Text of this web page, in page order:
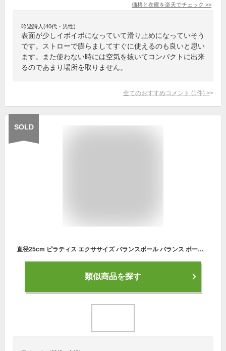
価格と在庫を楽天でチェック >>
吟遊詩人(40代・男性)
表面が少しイボイボになっていて滑り止めになっていそう
です。ストローで膨らましてすぐに使えるのも良いと思い
ます。また使わない時には空気を抜いてコンパクトに出来
るのであまり場所を取りません。
全てのおすすめコメント (1 件) >
SOLD
直径25cm ピラティス エクササイズ バランスボール バランス ボール ピラティス エクササイズ ミニ 紫 パープル ヨガ 体幹 トレーニング ストレッチ フィットネス リトミック ダンス 体操 療育 知育 運動 ダイエット リハビリ
類似商品を探す